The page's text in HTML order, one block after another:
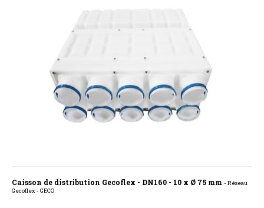
Caisson de distribution Gecoflex - DN160 - 10 x Ø 75 mm - Réseau
Gecoflex - GECO